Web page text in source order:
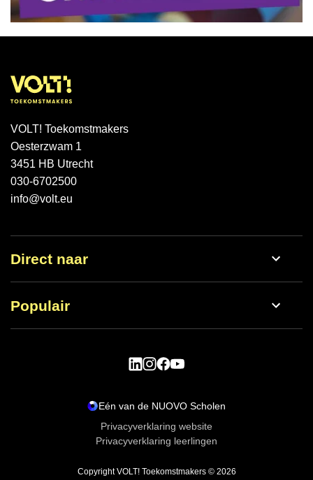
VOLT! Toekomstmakers
Oesterzwam 1
3451 HB Utrecht
030-6702500
info@volt.eu
Direct naar
Populair
Eén van de NUOVO Scholen
Privacyverklaring website
Privacyverklaring leerlingen
Copyright VOLT! Toekomstmakers © 2026